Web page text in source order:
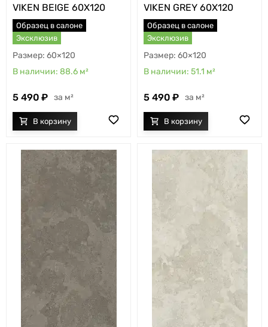
VIKEN BEIGE 60X120
Образец в салоне
Эксклюзив
60×120
88.6 м²
5 490 м²
VIKEN GREY 60X120
Образец в салоне
Эксклюзив
60×120
51.1 м²
5 490 м²